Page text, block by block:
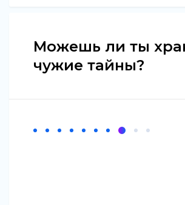
Можешь ли ты
чужие тайны?